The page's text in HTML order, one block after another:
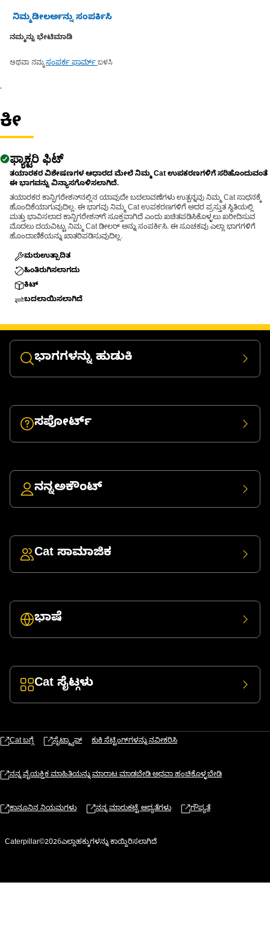
ನಿಮ್ಮಡೀಲರ್ಅನ್ನು ಸಂಪರ್ಕಿಸಿ
ನಮ್ಮನ್ನು ಭೇಟಿಮಾಡಿ
ಅಥವಾ ನಮ್ಮಸಂಪರ್ಕ ಫಾರ್ಮ್ಬಳಸಿ
.
ಕೀ
ಫ್ಯಾಕ್ಟರಿ ಫಿಟ್
ತಯಾರಕರ ವಿಶೇಷಣಗಳ ಆಧಾರದ ಮೇಲೆ ನಿಮ್ಮ Cat ಉಪಕರಣಗಳಿಗೆ ಸರಿಹೊಂದುವಂತೆ
ಈ ಭಾಗವನ್ನು ವಿನ್ಯಾಸಗೊಳಿಸಲಾಗಿದೆ.
ತಯಾರಕರ ಕಾನ್ಫಿಗರೇಶನ್‌ನಲ್ಲಿನ ಯಾವುದೇ ಬದಲಾವಣೆಗಳು ಉತ್ಪನ್ನವು ನಿಮ್ಮ Cat ಸಾಧನಕ್ಕೆ
ಹೊಂದಿಕೆಯಾಗುವುದಿಲ್ಲ. ಈ ಭಾಗವು ನಿಮ್ಮ Cat ಉಪಕರಣಗಳಿಗೆ ಅದರ ಪ್ರಸ್ತುತ ಸ್ಥಿತಿಯಲ್ಲಿ
ಮತ್ತು ಭಾವಿಸಲಾದ ಕಾನ್ಫಿಗರೇಶನ್‌ಗೆ ಸೂಕ್ತವಾಗಿದೆ ಎಂದು ಖಚಿತಪಡಿಸಿಕೊಳ್ಳಲು ಖರೀದಿಸುವ
ಮೊದಲು ದಯವಿಟ್ಟು ನಿಮ್ಮ Cat ಡೀಲರ್ ಅನ್ನು ಸಂಪರ್ಕಿಸಿ. ಈ ಸೂಚಕವು ಎಲ್ಲಾ ಭಾಗಗಳಿಗೆ
ಹೊಂದಾಣಿಕೆಯನ್ನು ಖಾತರಿಪಡಿಸುವುದಿಲ್ಲ.
ಮರುಉತ್ಪಾದಿತ
ಹಿಂತಿರುಗಿಸಲಾಗದು
ಕಿಟ್
ಬದಲಾಯಿಸಲಾಗಿದೆ
ಭಾಗಗಳನ್ನು ಹುಡುಕಿ
ಸಪೋರ್ಟ್
ನನ್ನಅಕೌಂಟ್
Cat ಸಾಮಾಜಿಕ
ಭಾಷೆ
Cat ಸೈಟ್ಗಳು
Cat ಬಗ್ಗೆ ಸೈಟ್ಮ್ಯಾಪ್ ಕುಕಿ ಸೆಟ್ಟಿಂಗ್‌ಗಳನ್ನು ನವೀಕರಿಸಿ
ನನ್ನ ವೈಯಕ್ತಿಕ ಮಾಹಿತಿಯನ್ನು ಮಾರಾಟ ಮಾಡಬೇಡಿ ಅಥವಾ ಹಂಚಿಕೊಳ್ಳಬೇಡಿ
ಕಾನೂನಿನ ನಿಯಮಗಳು ನನ್ನ ಮಾರುಕಟ್ಟೆ ಆದ್ಯತೆಗಳು ಗೌಪ್ಯತೆ
Caterpillar©2026ಎಲ್ಲಾಹಕ್ಕುಗಳನ್ನು ಕಾಯ್ದಿರಿಸಲಾಗಿದೆ